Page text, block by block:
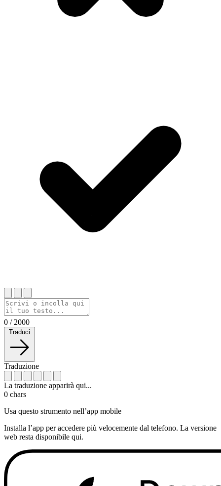
0 / 2000
Traduci
Traduzione
La traduzione apparirà qui...
0 chars
Usa questo strumento nell’app mobile
Installa l’app per accedere più velocemente dal telefono. La versione
web resta disponibile qui.